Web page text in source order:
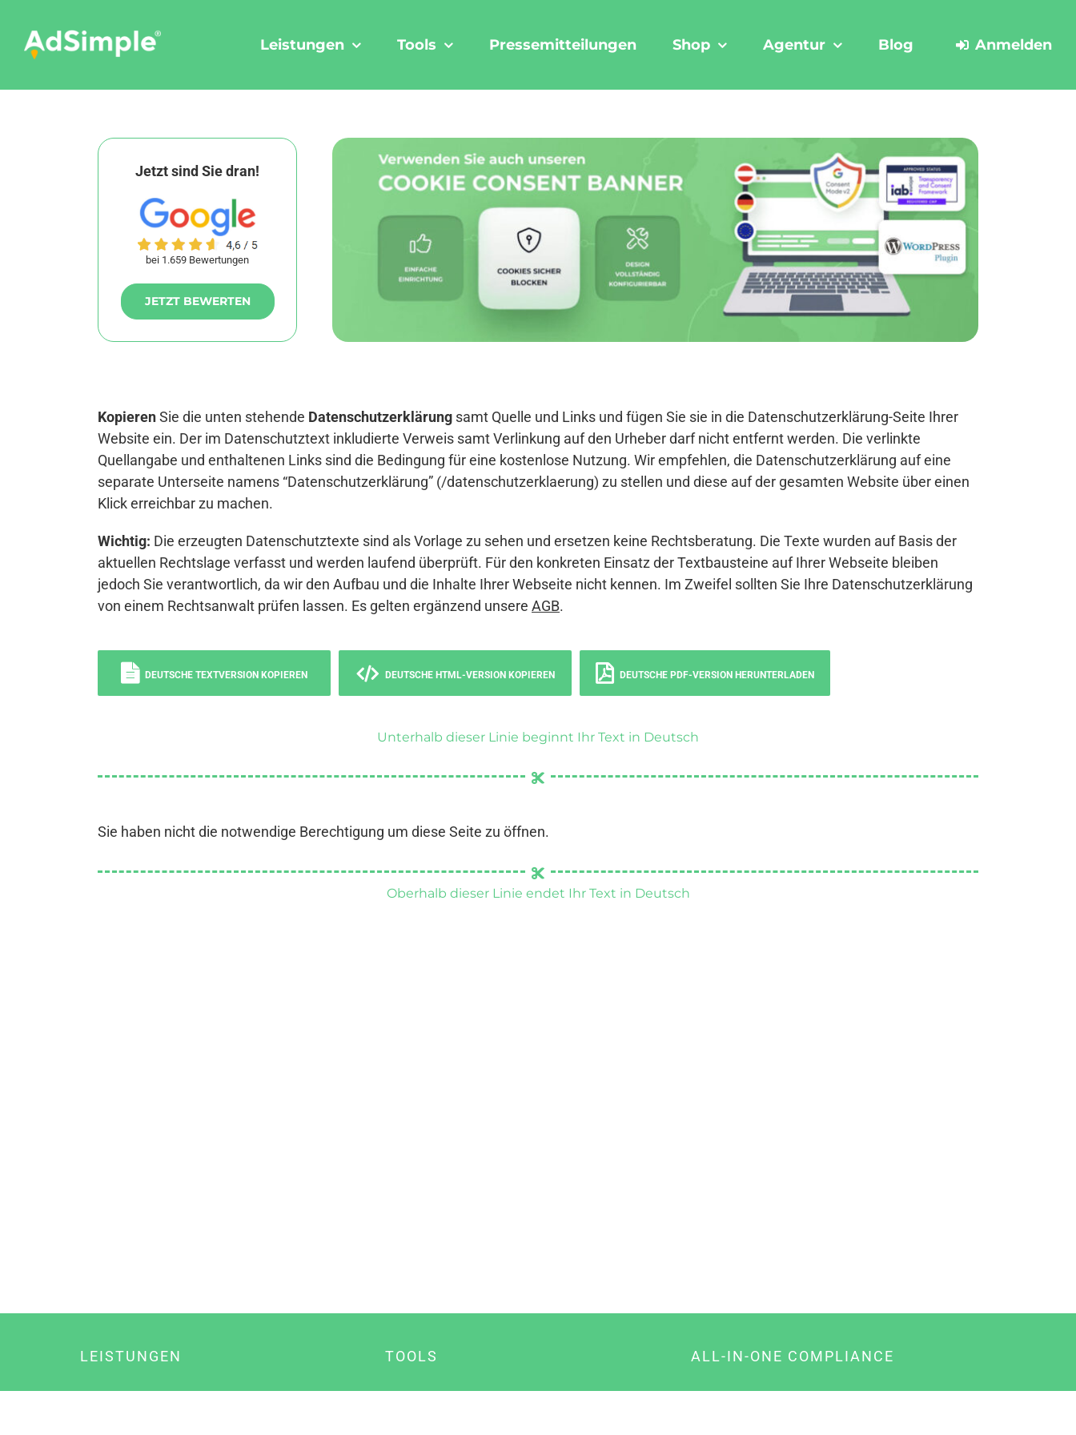
content
Leistungen Tools Pressemitteilungen Shop Agentur Blog Anmelden
Jetzt sind Sie dran!
bei 1.659 Bewertungen
JETZT BEWERTEN
KopierenSie die unten stehende Datenschutzerklärung samt Quelle und Links und fügen Sie sie in die Datenschutzerklärung-Seite Ihrer
Website ein. Der im Datenschutztext inkludierte Verweis samt Verlinkung auf den Urheber darf nicht entfernt werden. Die verlinkte
Quellangabe und enthaltenen Links sind die Bedingung für eine kostenlose Nutzung. Wir empfehlen, die Datenschutzerklärung auf eine
separate Unterseite namens “Datenschutzerklärung” (/datenschutzerklaerung) zu stellen und diese auf der gesamten Website über einen
Klick erreichbar zu machen.
Wichtig: Die erzeugten Datenschutztexte sind als Vorlage zu sehen und ersetzen keine Rechtsberatung. Die Texte wurden auf Basis der
aktuellen Rechtslage verfasst und werden laufend überprüft. Für den konkreten Einsatz der Textbausteine auf Ihrer Webseite bleiben
jedoch Sie verantwortlich, da wir den Aufbau und die Inhalte Ihrer Webseite nicht kennen. Im Zweifel sollten Sie Ihre Datenschutzerklärung
von einem Rechtsanwalt prüfen lassen. Es gelten ergänzend unsere AGB.
DEUTSCHE TEXTVERSION KOPIEREN DEUTSCHE HTML-VERSION KOPIEREN DEUTSCHE PDF-VERSION HERUNTERLADEN
Unterhalb dieser Linie beginnt Ihr Text in Deutsch
Sie haben nicht die notwendige Berechtigung um diese Seite zu öffnen.
Oberhalb dieser Linie endet Ihr Text in Deutsch
LEISTUNGEN TOOLS ALL-IN-ONE COMPLIANCE